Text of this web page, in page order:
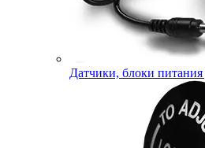
Датчики, блоки питания